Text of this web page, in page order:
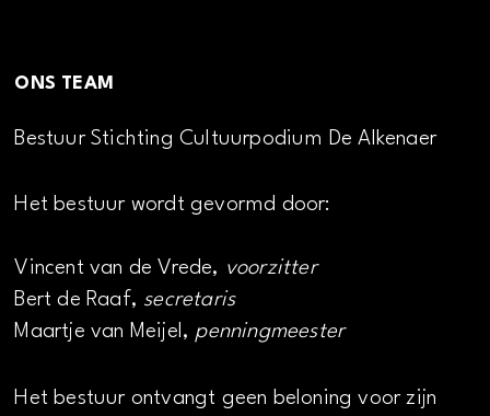
ONS TEAM
Bestuur Stichting Cultuurpodium De Alkenaer
Het bestuur wordt gevormd door:
Vincent van de Vrede, voorzitter
Bert de Raaf, secretaris
Maartje van Meijel, penningmeester
Het bestuur ontvangt geen beloning voor zijn